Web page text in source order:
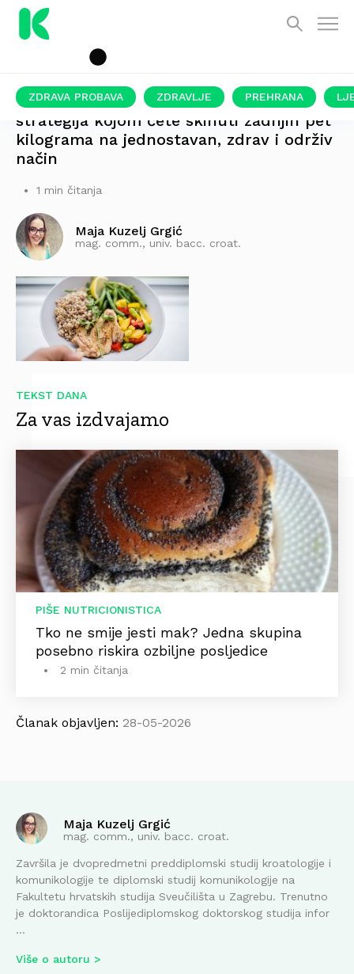
ZDRAVA PROBAVA ZDRAVLJE PREHRANA
strategija kojom ćete skinuti zadnjih pet
kilograma na jednostavan, zdrav i održiv
način
1 min čitanja
Maja Kuzelj Grgić
mag. comm., univ. bacc. croat.
TEKST DANA
Za vas izdvajamo
PIŠE NUTRICIONISTICA
Tko ne smije jesti mak? Jedna skupina
posebno riskira ozbiljne posljedice
2 min čitanja
Članak objavljen: 28-05-2026
Maja Kuzelj Grgić
mag. comm., univ. bacc. croat.
Završila je dvopredmetni preddiplomski studij kroatologije i
komunikologije te diplomski studij komunikologije na
Fakultetu hrvatskih studija Sveučilišta u Zagrebu. Trenutno
je doktorandica Poslijediplomskog doktorskog studija infor
...
Više o autoru